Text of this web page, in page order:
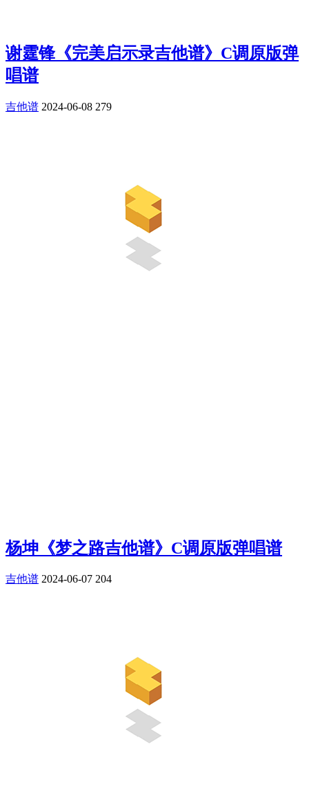
谢霆锋《完美启示录吉他谱》C调原版弹
唱谱
吉他谱 2024-06-08 279
杨坤《梦之路吉他谱》C调原版弹唱谱
吉他谱 2024-06-07 204